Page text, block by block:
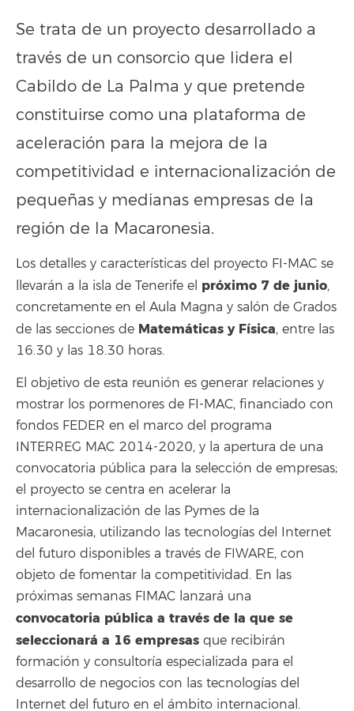
Se trata de un proyecto desarrollado a
través de un consorcio que lidera el
Cabildo de La Palma y que pretende
constituirse como una plataforma de
aceleración para la mejora de la
competitividad e internacionalización de
pequeñas y medianas empresas de la
región de la Macaronesia.
Los detalles y características del proyecto FI-MAC se
llevarán a la isla de Tenerife el próximo 7 de junio,
concretamente en el Aula Magna y salón de Grados
de las secciones de Matemáticas y Física, entre las
16.30 y las 18.30 horas.
El objetivo de esta reunión es generar relaciones y
mostrar los pormenores de FI-MAC, financiado con
fondos FEDER en el marco del programa
INTERREG MAC 2014-2020, y la apertura de una
convocatoria pública para la selección de empresas;
el proyecto se centra en acelerar la
internacionalización de las Pymes de la
Macaronesia, utilizando las tecnologías del Internet
del futuro disponibles a través de FIWARE, con
objeto de fomentar la competitividad. En las
próximas semanas FIMAC lanzará una
convocatoria pública a través de la que se
seleccionará a 16 empresas que recibirán
formación y consultoría especializada para el
desarrollo de negocios con las tecnologías del
Internet del futuro en el ámbito internacional.